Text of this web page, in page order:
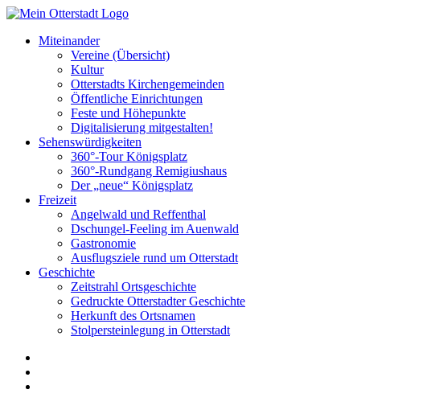
Miteinander
Vereine (Übersicht)
Kultur
Otterstadts Kirchengemeinden
Öffentliche Einrichtungen
Feste und Höhepunkte
Digitalisierung mitgestalten!
Sehenswürdigkeiten
360°-Tour Königsplatz
360°-Rundgang Remigiushaus
Der „neue“ Königsplatz
Freizeit
Angelwald und Reffenthal
Dschungel-Feeling im Auenwald
Gastronomie
Ausflugsziele rund um Otterstadt
Geschichte
Zeitstrahl Ortsgeschichte
Gedruckte Otterstadter Geschichte
Herkunft des Ortsnamen
Stolpersteinlegung in Otterstadt